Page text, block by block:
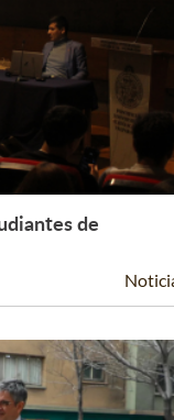
Leer Más +
de